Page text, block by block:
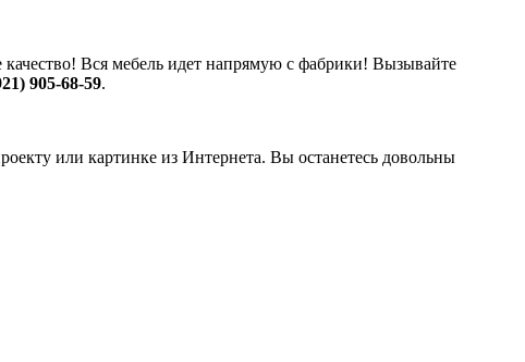
Вся мебель идет напрямую с фабрики! Вызывайте
905-68-59.
или картинке из Интернета. Вы останетесь довольны